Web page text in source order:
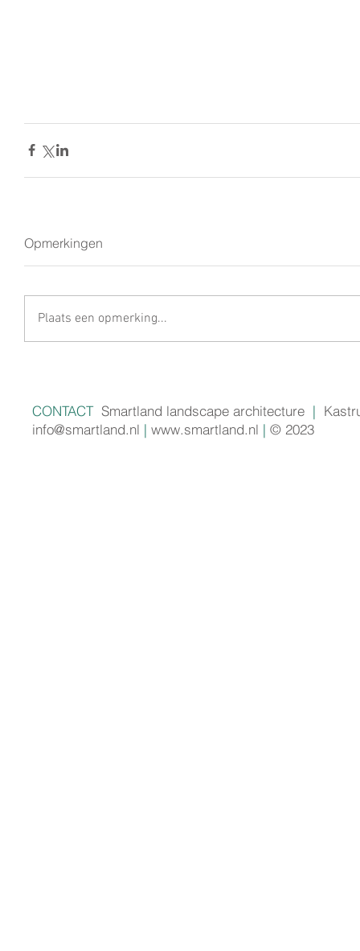
Opmerkingen
Plaats een opmerking...
CONTACTSmartland landscape architecture |
info@smartland.nl | www.smartland.nl | © 2023